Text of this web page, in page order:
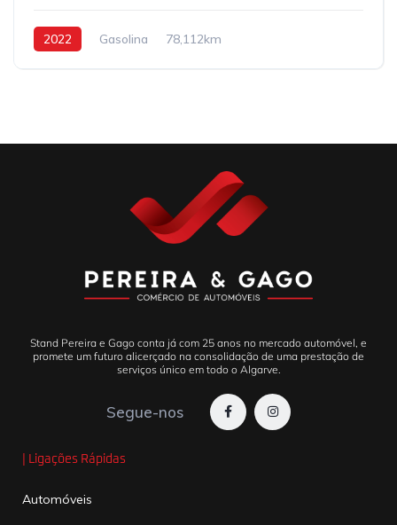
2022 Gasolina 78,112km
Stand Pereira e Gago conta já com 25 anos no mercado automóvel, e
promete um futuro alicerçado na consolidação de uma prestação de
serviços único em todo o Algarve.
Segue-nos
| Ligações Rápidas
Automóveis